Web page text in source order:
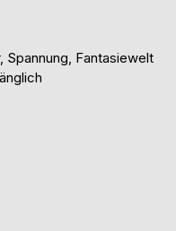
Fantasiewelt